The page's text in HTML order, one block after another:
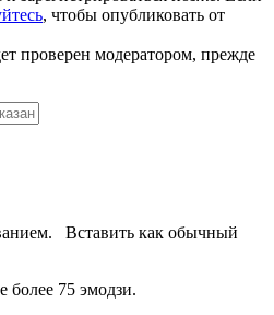
, чтобы опубликовать от
проверен модератором, прежде
Вставить как обычный
более 75 эмодзи.